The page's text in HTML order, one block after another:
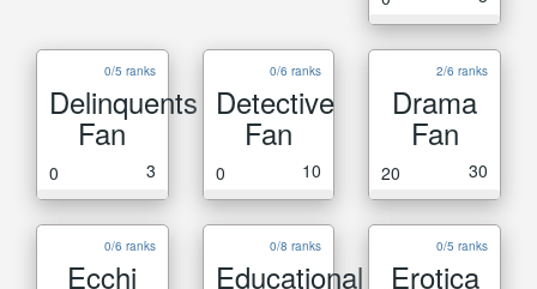
0/5 ranks
Delinquents
Fan
0 3
0/6 ranks
Detective
Fan
0 10
2/6 ranks
Drama
Fan
20 30
0/6 ranks
Ecchi
0/8 ranks
Educational
0/5 ranks
Erotica